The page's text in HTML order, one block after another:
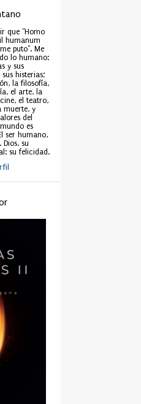
que "Homo
humanum
puto". Me
lo humano:
y sus
sus histerias;
la filosofía,
el arte, la
el teatro,
muerte, y
del
es
ser humano,
Dios, su
su felicidad.